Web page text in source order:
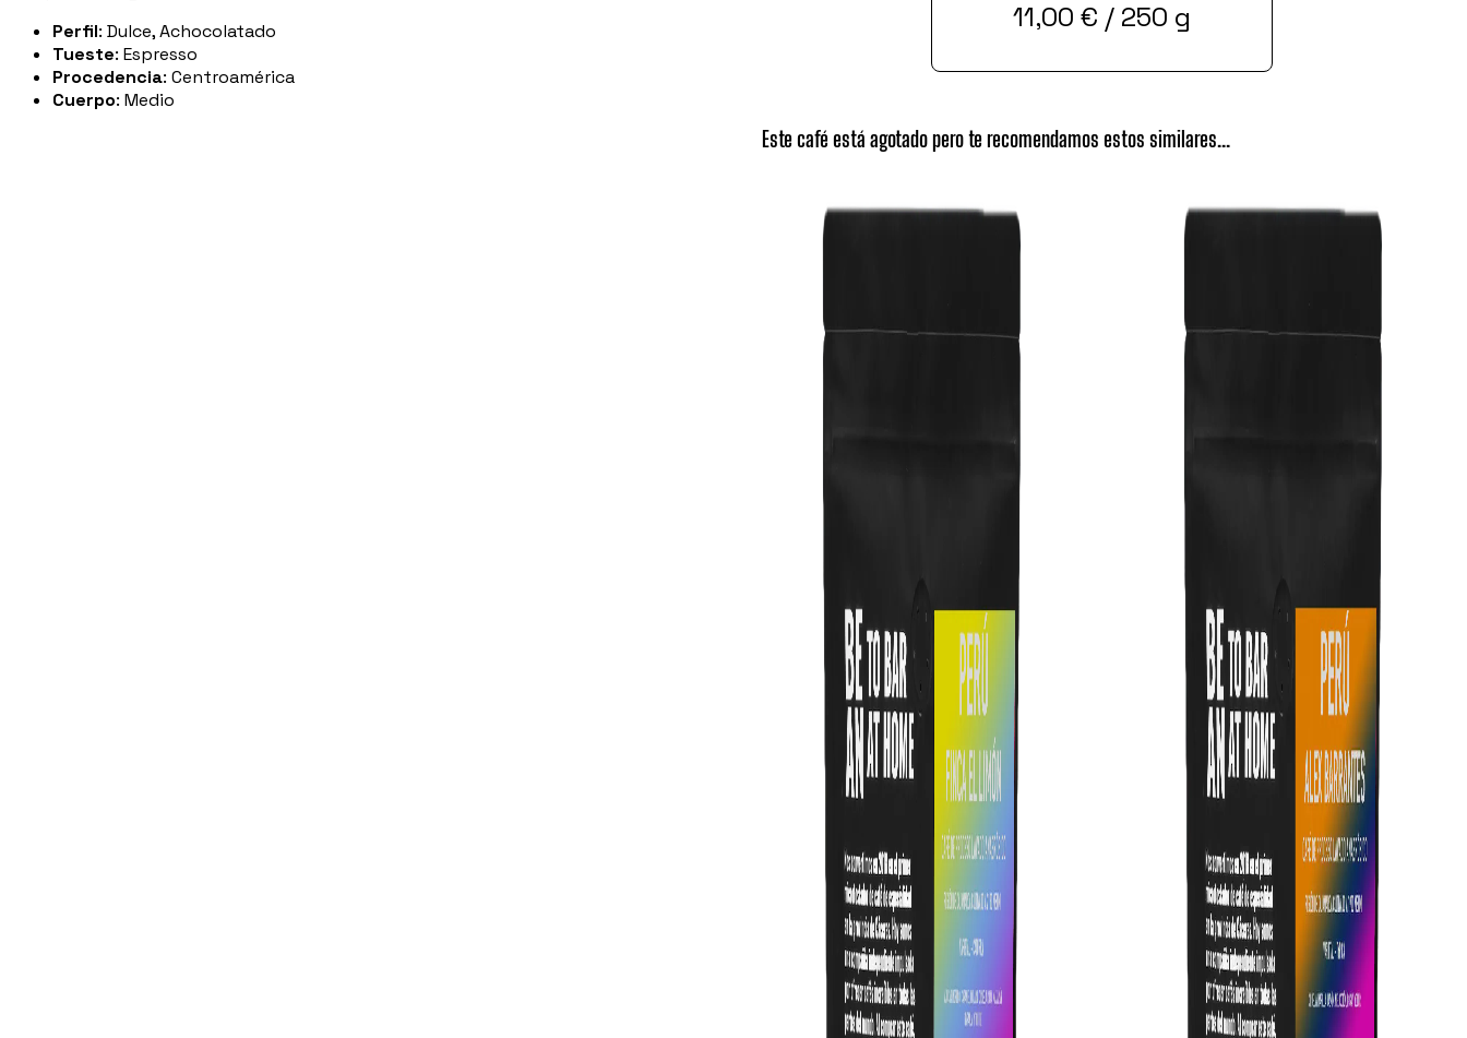
Perfil: Dulce, Achocolatado
Tueste: Espresso
Procedencia: Centroamérica
Cuerpo: Medio
11,00 € / 250 g
Este café está agotado pero te recomendamos estos similares...